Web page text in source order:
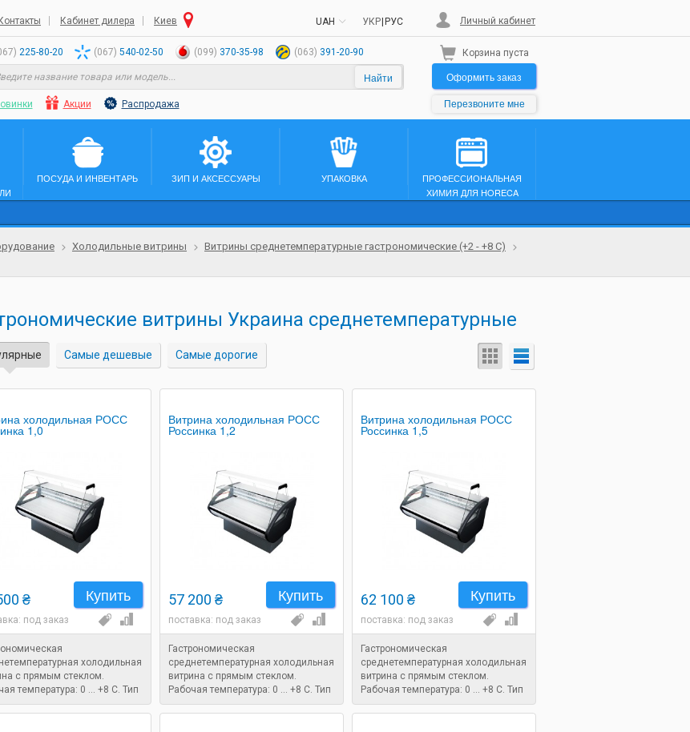
Контакты Кабинет дилера Киев UAH РУС
УКР Личный кабинет
225-80-20 (067) 540-02-50 (099) 370-35-98 (063) 391-20-90
Найти
Акции Распродажа
Корзина пуста
Оформить заказ
Перезвоните мне
ПОСУДА И ИНВЕНТАРЬ ЗИП И АКСЕССУАРЫ УПАКОВКА
ПРОФЕССИОНАЛЬНАЯ
ХИМИЯ ДЛЯ HORECA
Холодильные витрины
Витрины среднетемпературные гастрономические (+2 - +8 С)
витрины Украина среднетемпературные
Самые дешевые Самые дорогие
холодильная РОСС
1,0
Купить
₴
под заказ
холодильная
с прямым стеклом.
температура: 0 ... +8 C. Тип
статический.
1080x860x1250 мм.
Витрина холодильная РОСС
Россинка 1,2
Купить
57 200 ₴
поставка: под заказ
Гастрономическая
среднетемпературная холодильная
витрина с прямым стеклом.
Рабочая температура: 0 ... +8 C. Тип
охлаждения: статический.
Размеры: 1280x860x1250 мм.
Витрина холодильная РОСС
Россинка 1,5
Купить
62 100 ₴
поставка: под заказ
Гастрономическая
среднетемпературная холодильная
витрина с прямым стеклом.
Рабочая температура: 0 ... +8 C. Тип
охлаждения: статический.
Размеры: 1580x860x1250 мм.